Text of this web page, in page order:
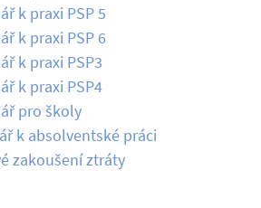
k praxi PSP 5
k praxi PSP 6
k praxi PSP3
k praxi PSP4
pro školy
k absolventské práci
zakoušení ztráty